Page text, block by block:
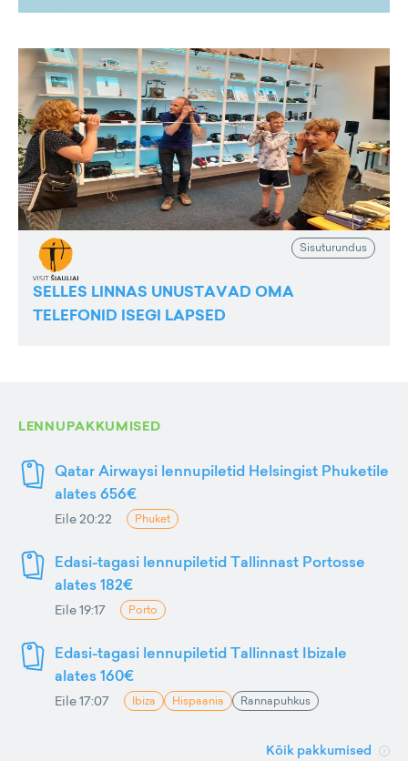
Sisuturundus
SELLES LINNAS UNUSTAVAD OMA
TELEFONID ISEGI LAPSED
LENNUPAKKUMISED
Qatar Airwaysi lennupiletid Helsingist Phuketile
alates 656€
Eile 20:22 Phuket
Edasi-tagasi lennupiletid Tallinnast Portosse
alates 182€
Eile 19:17 Porto
Edasi-tagasi lennupiletid Tallinnast Ibizale
alates 160€
Eile 17:07 Ibiza Hispaania Rannapuhkus
Kõik pakkumised